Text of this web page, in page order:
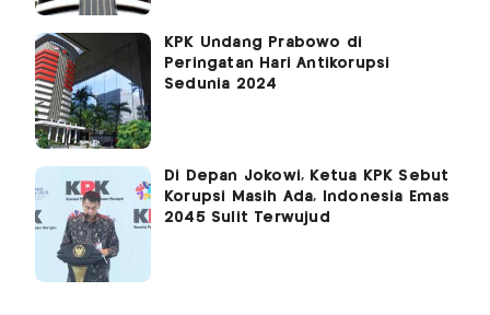
KPK Undang Prabowo di
Peringatan Hari Antikorupsi
Sedunia 2024
Di Depan Jokowi, Ketua KPK Sebut
Korupsi Masih Ada, Indonesia Emas
2045 Sulit Terwujud